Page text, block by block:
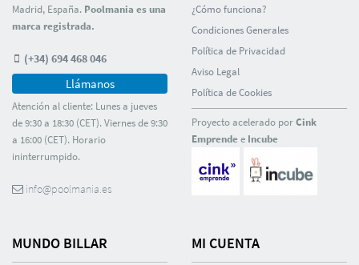
Madrid, España. Poolmania es una
marca registrada.
(+34) 694 468 046
Llámanos
Atención al cliente: Lunes a jueves
de 9:30 a 18:30 (CET). Viernes de 9:30
a 16:00 (CET). Horario
ininterrumpido.
info@poolmania.es
¿Cómo funciona?
Condiciones Generales
Polí­tica de Privacidad
Aviso Legal
Polí­tica de Cookies
Proyecto acelerado porCink
Emprendee Incube
MUNDO BILLAR MI CUENTA